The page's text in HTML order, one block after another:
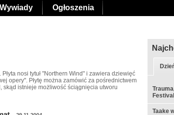
Wywiady Ogłoszenia
Płyta nosi tytuł "Northern Wind" i zawiera dziewięć
opery". Płytę można zamówić za pośrednictwem
skąd istnieje możliwość ściągnięcia utworu
Taake